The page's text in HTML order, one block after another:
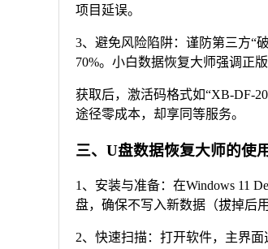
项目延误。
3、避免风险陷阱：谨防第三方“
70%。小白数据恢复大师强调正
获取后，激活码格式如“XB-DF-
途径零成本，却享同等服务。
三、U盘数据恢复大师的使
1、安装与准备：在Windows 11
盘，确保不写入新数据（拔掉后
2、快速扫描：打开软件，主界